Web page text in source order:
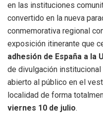
en las instituciones
convertido en la nueva
conmemorativa regional
exposición itinerante que
adhesión de España a la
de divulgación
abierto al público en el
localidad de forma
viernes 10 de julio.